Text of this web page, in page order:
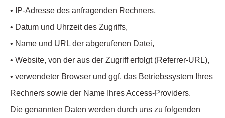
• IP-Adresse des anfragenden Rechners,
• Datum und Uhrzeit des Zugriffs,
• Name und URL der abgerufenen Datei,
• Website, von der aus der Zugriff erfolgt (Referrer-URL),
• verwendeter Browser und ggf. das Betriebssystem Ihres
Rechners sowie der Name Ihres Access-Providers.
Die genannten Daten werden durch uns zu folgenden